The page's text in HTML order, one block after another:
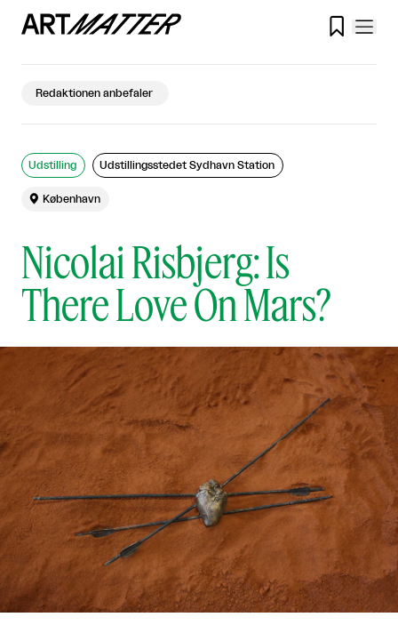

Redaktionen anbefaler
Nicolai Risbjerg: Is
There Love On Mars?
Udstilling Udstillingsstedet Sydhavn Station
 København